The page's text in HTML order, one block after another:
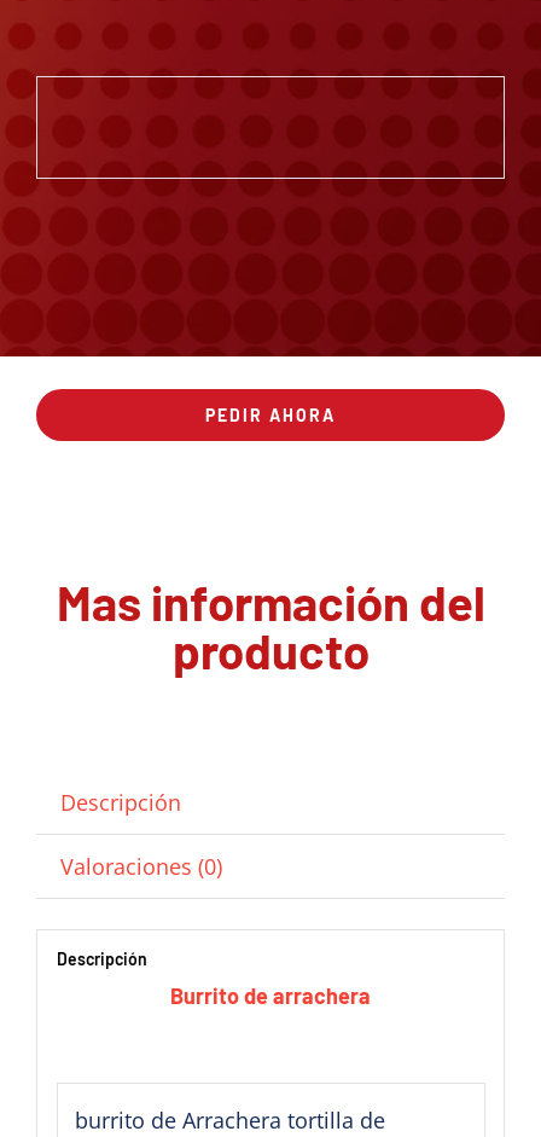
PEDIR AHORA
Mas información del
producto
Descripción
Valoraciones (0)
Descripción
Burrito de arrachera
burrito de Arrachera tortilla de